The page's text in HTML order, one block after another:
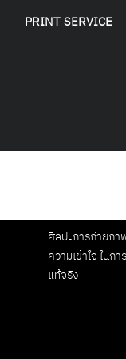
PRINT SERVICE
ศิลปะการถ่ายภ
ความเข้าใจ ในก
แท้จริง